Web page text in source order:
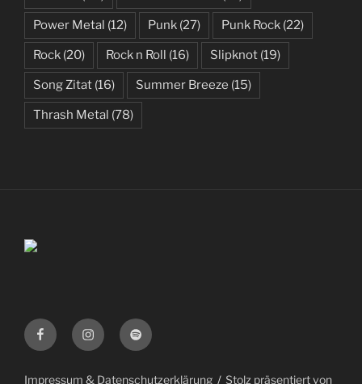
Power Metal (12) Punk (27) Punk Rock (22)
Rock (20) Rock n Roll (16) Slipknot (19)
Song Zitat (16) Summer Breeze (15)
Thrash Metal (78)
FacebookInstagramSpotify
Impressum & Datenschutzerklärung Stolz präsentiert von